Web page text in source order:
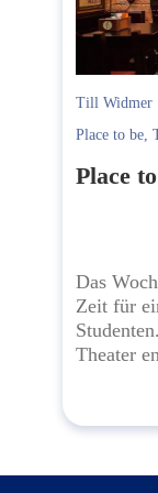
Till Widmer
Place to be,
Place
Das
Zeit für
Theater